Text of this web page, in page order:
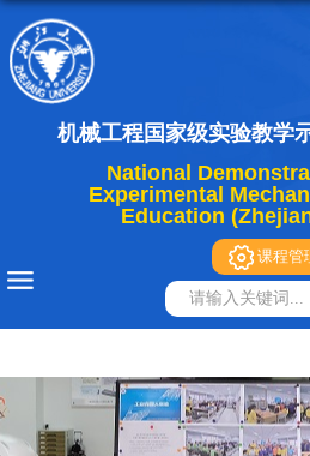
机械工程国家级实验教学
National
Experimental
Education
课程管